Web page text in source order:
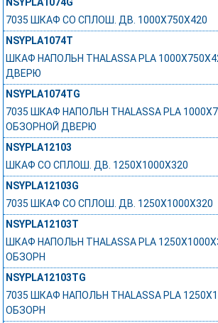
7035 ШКАФ СО СПЛОШ. ДВ. 1000Х750Х420
NSYPLA1074T
ШКАФ НАПОЛЬН THALASSA PLA
ДВЕРЮ
NSYPLA1074TG
7035 ШКАФ НАПОЛЬН THALASSA PLA
ОБЗОРНОЙ ДВЕРЮ
NSYPLA12103
ШКАФ СО СПЛОШ. ДВ. 1250Х1000Х320
NSYPLA12103G
7035 ШКАФ СО СПЛОШ. ДВ. 1250Х1000Х320
NSYPLA12103T
ШКАФ НАПОЛЬН THALASSA PLA
ОБЗОРН
NSYPLA12103TG
7035 ШКАФ НАПОЛЬН THALASSA PLA
ОБЗОРН